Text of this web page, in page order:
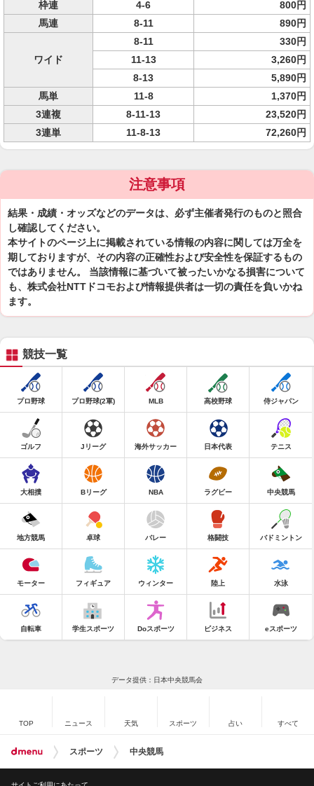
枠連
4-6
800円
馬連
8-11 890円
ワイド
8-11
330円
11-13
3,260円
8-13
5,890円
馬単
11-8
1,370円
3連複
8-11-13
23,520円
3連単
11-8-13 72,260円
注意事項
結果・成績・オッズなどのデータは、必ず主催者発行のものと照合
し確認してください。
本サイトのページ上に掲載されている情報の内容に関しては万全を
期しておりますが、その内容の正確性および安全性を保証するもの
ではありません。 当該情報に基づいて被ったいかなる損害について
も、株式会社NTTドコモおよび情報提供者は一切の責任を負いかね
ます。
競技一覧
プロ野球 プロ野球(2軍) MLB 高校野球 侍ジャパン
ゴルフ Jリーグ 海外サッカー 日本代表 テニス
大相撲 Bリーグ NBA ラグビー 中央競馬
地方競馬 卓球 バレー 格闘技 バドミントン
モーター フィギュア ウィンター 陸上 水泳
自転車 学生スポーツ Doスポーツ ビジネス eスポーツ
データ提供：日本中央競馬会
TOP ニュース 天気 スポーツ 占い すべて
スポーツ 中央競馬